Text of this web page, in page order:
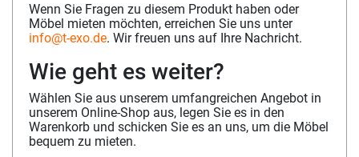
Wenn Sie Fragen zu diesem Produkt haben oder
Möbel mieten möchten, erreichen Sie uns unter
info@t-exo.de. Wir freuen uns auf Ihre Nachricht.
Wie geht es weiter?
Wählen Sie aus unserem umfangreichen Angebot in
unserem Online-Shop aus, legen Sie es in den
Warenkorb und schicken Sie es an uns, um die Möbel
bequem zu mieten.